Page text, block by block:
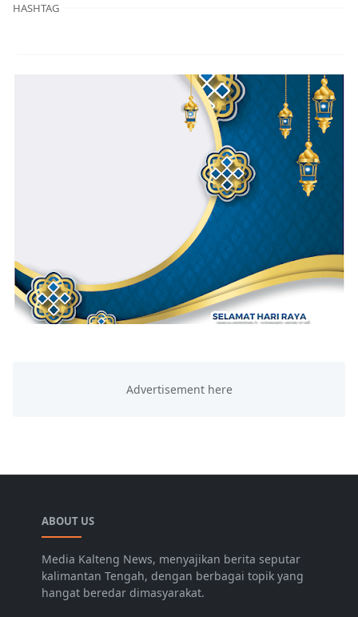
HASHTAG
ABOUT US
Media Kalteng News, menyajikan berita seputar
kalimantan Tengah, dengan berbagai topik yang
hangat beredar dimasyarakat.